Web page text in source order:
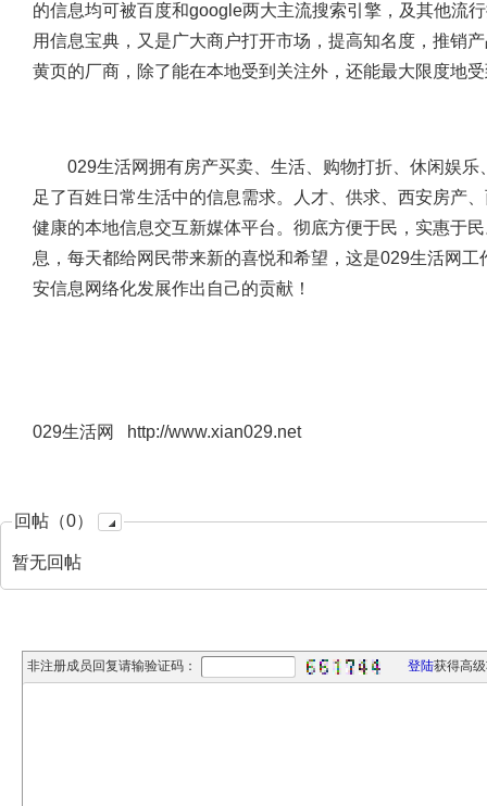
的信息均可被百度和google两大主流搜索引擎，及其他流
用信息宝典，又是广大商户打开市场，提高知名度，推销
黄页的厂商，除了能在本地受到关注外，还能最大限度地
029生活网拥有房产买卖、生活、购物打折、休闲娱乐
足了百姓日常生活中的信息需求。人才、供求、西安房产
健康的本地信息交互新媒体平台。彻底方便于民，实惠于
息，每天都给网民带来新的喜悦和希望，这是029生活网
安信息网络化发展作出自己的贡献！
029生活网 http://www.xian029.net
回帖（0）
暂无回帖
非注册成员回复请输验证码： 登陆获得高